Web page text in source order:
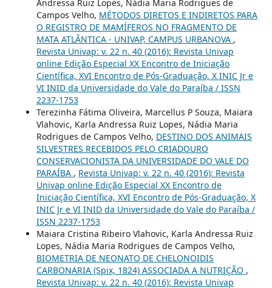
Andressa Ruiz Lopes, Nádia Maria Rodrigues de
Campos Velho, MÉTODOS DIRETOS E INDIRETOS PARA
O REGISTRO DE MAMÍFEROS NO FRAGMENTO DE
MATA ATLÂNTICA - UNIVAP, CAMPUS URBANOVA ,
Revista Univap: v. 22 n. 40 (2016): Revista Univap
online Edição Especial XX Encontro de Iniciação
Científica, XVI Encontro de Pós-Graduação, X INIC Jr e
VI INID da Universidade do Vale do Paraíba / ISSN
2237-1753
Terezinha Fátima Oliveira, Marcellus P Souza, Maiara
Vlahovic, Karla Andressa Ruiz Lopes, Nádia Maria
Rodrigues de Campos Velho, DESTINO DOS ANIMAIS
SILVESTRES RECEBIDOS PELO CRIADOURO
CONSERVACIONISTA DA UNIVERSIDADE DO VALE DO
PARAÍBA , Revista Univap: v. 22 n. 40 (2016): Revista
Univap online Edição Especial XX Encontro de
Iniciação Científica, XVI Encontro de Pós-Graduação, X
INIC Jr e VI INID da Universidade do Vale do Paraíba /
ISSN 2237-1753
Maiara Cristina Ribeiro Vlahovic, Karla Andressa Ruiz
Lopes, Nádia Maria Rodrigues de Campos Velho,
BIOMETRIA DE NEONATO DE CHELONOIDIS
CARBONARIA (Spix, 1824) ASSOCIADA A NUTRIÇÃO ,
Revista Univap: v. 22 n. 40 (2016): Revista Univap